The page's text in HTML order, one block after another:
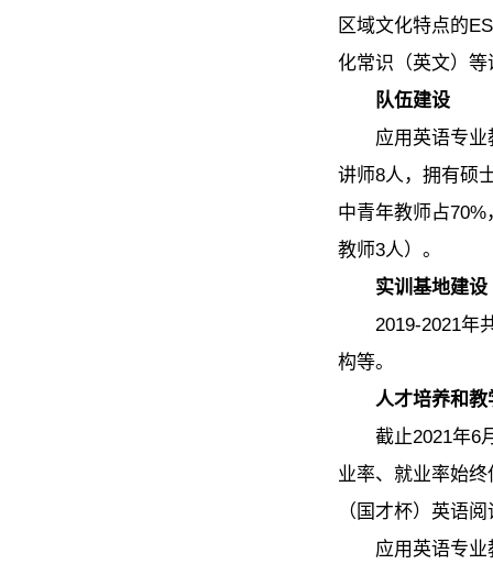
区域文化特点的
化常识（英文）
队伍建设
应用英语专
讲师8人，拥有硕
中青年教师占
教师3人）。
实训基地建设
2019-2021年
构等。
人才培养和教
截止2021年6
业率、就业率始
（国才杯）英语
应用英语专